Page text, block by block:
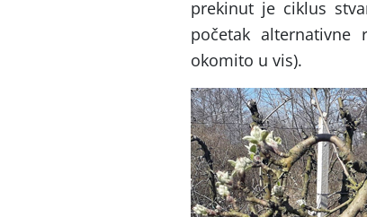
prekinut je ciklus
početak
okomito u vis).